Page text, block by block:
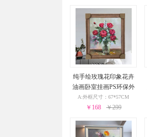
纯手绘玫瑰花印象花卉
油画卧室挂画PS环保外
框24小时之内发货
A:外框尺寸：67*57CM
￥168 ￥299